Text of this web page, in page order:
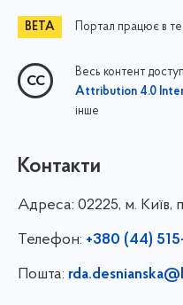
Портал працює в
Весь контент
Attribution 4.0
інше
Контакти
Адреса: 02225, м. Київ,
Телефон: +380 (44)
Пошта: